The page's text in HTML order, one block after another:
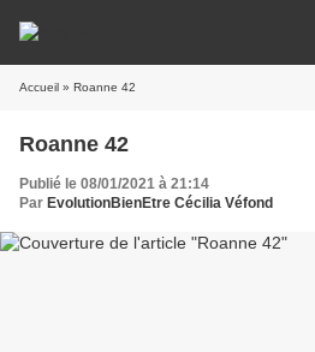
Accueil » Roanne 42
Roanne 42
Publié le 08/01/2021 à 21:14
Par EvolutionBienEtre Cécilia Véfond